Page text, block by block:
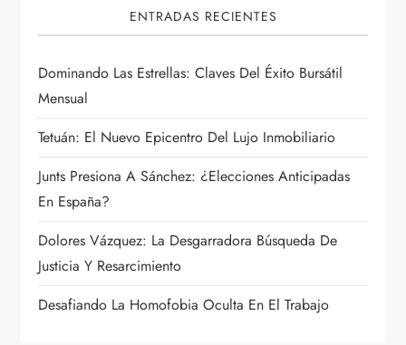
e
n
t
r
a
d
a
s
ENTRADAS RECIENTES
Dominando Las Estrellas: Claves Del Éxito Bursátil
Mensual
Tetuán: El Nuevo Epicentro Del Lujo Inmobiliario
Junts Presiona A Sánchez: ¿Elecciones Anticipadas
En España?
Dolores Vázquez: La Desgarradora Búsqueda De
Justicia Y Resarcimiento
Desafiando La Homofobia Oculta En El Trabajo